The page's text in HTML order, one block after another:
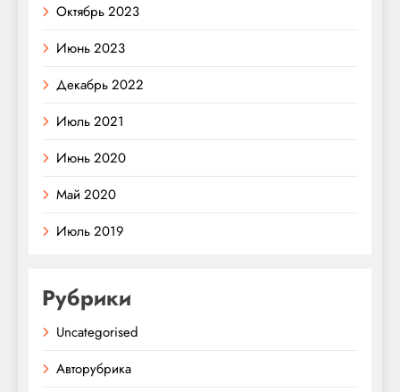
Октябрь 2023
Июнь 2023
Декабрь 2022
Июль 2021
Июнь 2020
Май 2020
Июль 2019
Рубрики
Uncategorised
Авторубрика